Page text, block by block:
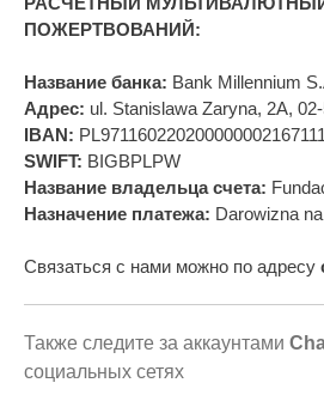
ПОЖЕРТВОВАНИЙ:
Название банка: Bank Millennium
Адрес: ul. Stanislawa Zaryna, 2A,
IBAN:
SWIFT: BIGBPLPW
Название владельца счета:
Назначение платежа: Darowizna
Связаться с нами можно по адресу
Также следите за аккаунтами
социальных сетях